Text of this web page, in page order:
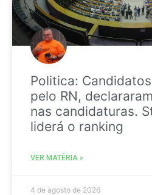
Politica:
pelo RN,
nas candidaturas.
liderá o ranking
VER MATÉRIA »
4 de agosto de 2026